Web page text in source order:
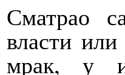
Сматрао
власти
мрак, у